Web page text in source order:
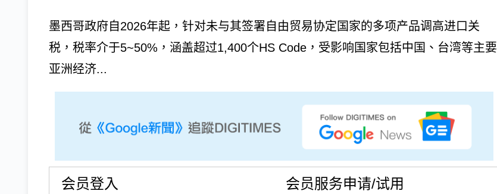
墨西哥政府自2026年起，针对未与其签署自由贸易协定国家的多项产品调高进口关
税，税率介于5~50%，涵盖超过1,400个HS Code，受影响国家包括中国、台湾等主要
亚洲经济...
会员登入 会员服务申请/试用